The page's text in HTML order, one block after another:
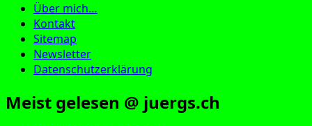
Über mich…
Kontakt
Sitemap
Newsletter
Datenschutzerklärung
Meist gelesen @ juergs.ch